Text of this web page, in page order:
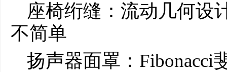
座椅绗缝：流动几何设
不简单
扬声器面罩：Fibonacci